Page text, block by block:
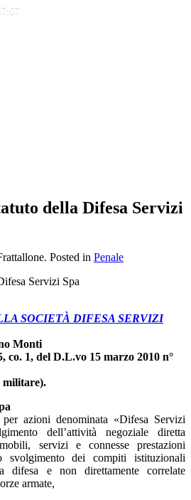
della Difesa Servizi
Posted in Penale
SOCIETÀ DIFESA SERVIZI
Monti
co. 1, del D.L.vo 15 marzo 2010 n°
militare).
azioni denominata «Difesa Servizi
dell’attività negoziale diretta
servizi e connesse prestazioni
svolgimento dei compiti istituzionali
difesa e non direttamente correlate
armate,